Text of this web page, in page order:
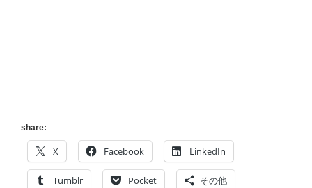
share:
X Facebook LinkedIn
Tumblr Pocket その他